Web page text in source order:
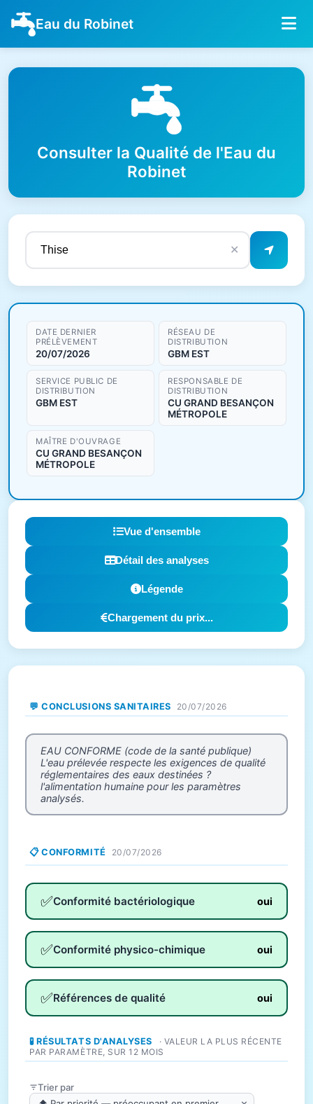
Eau du Robinet
Consulter la Qualité de l'Eau du
Robinet
✕
Résultats de qualité de l'eau
DATE DERNIER
PRÉLÈVEMENT
20/07/2026
RÉSEAU DE
DISTRIBUTION
GBM EST
SERVICE PUBLIC DE
DISTRIBUTION
GBM EST
RESPONSABLE DE
DISTRIBUTION
CU GRAND BESANÇON
MÉTROPOLE
MAÎTRE D'OUVRAGE
CU GRAND BESANÇON
MÉTROPOLE
Vue d'ensemble
Détail des analyses
Légende
Chargement du prix...
💬 CONCLUSIONS SANITAIRES 20/07/2026
EAU CONFORME (code de la santé publique)
L'eau prélevée respecte les exigences de qualité
réglementaires des eaux destinées ?
l'alimentation humaine pour les paramètres
analysés.
📋 CONFORMITÉ 20/07/2026
✅Conformité bactériologique oui
✅Conformité physico-chimique oui
✅Références de qualité oui
🧪 RÉSULTATS D'ANALYSES
· VALEUR LA PLUS RÉCENTE
PAR PARAMÈTRE, SUR 12 MOIS
Trier par